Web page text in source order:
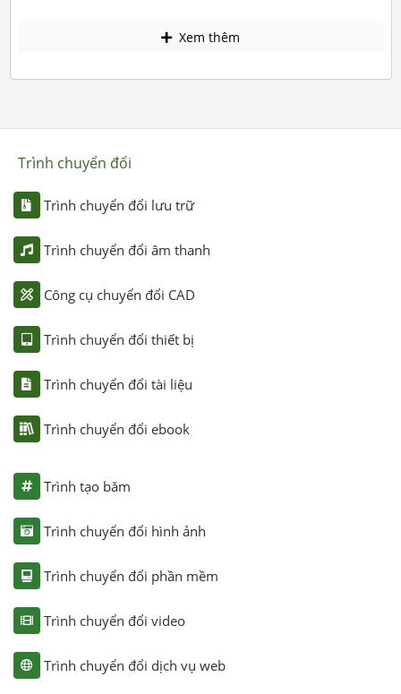
Xem thêm
Trình chuyển đổi
Trình chuyển đổi lưu trữ
Trình chuyển đổi âm thanh
Công cụ chuyển đổi CAD
Trình chuyển đổi thiết bị
Trình chuyển đổi tài liệu
Trình chuyển đổi ebook
Trình tạo băm
Trình chuyển đổi hình ảnh
Trình chuyển đổi phần mềm
Trình chuyển đổi video
Trình chuyển đổi dịch vụ web